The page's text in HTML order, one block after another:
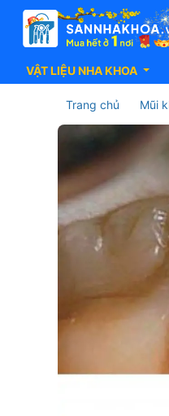
VẬT LIỆU NHA KHOA
Trang chủ Mũi
Mũi
nội
nha